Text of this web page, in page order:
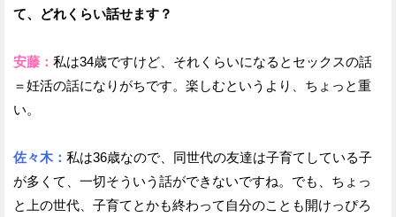
て、どれくらい話せます？
安藤： 私は34歳ですけど、それくらいになるとセックスの話
＝妊活の話になりがちです。楽しむというより、ちょっと重
い。
佐々木： 私は36歳なので、同世代の友達は子育てしている子
が多くて、一切そういう話ができないですね。でも、ちょっ
と上の世代、子育てとかも終わって自分のことも開けっぴろ